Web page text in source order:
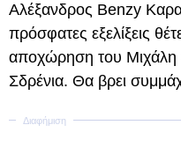
Αλέξανδρος Benzy
πρόσφατες εξελίξεις
αποχώρηση του Μιχάλη
Σδρένια. Θα βρει